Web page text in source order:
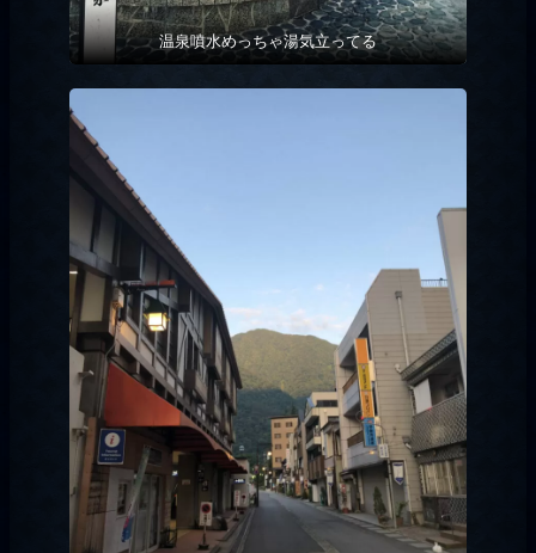
温泉噴水めっちゃ湯気立ってる